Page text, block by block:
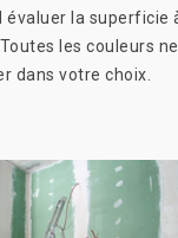
la
les couleurs
dans votre choix.